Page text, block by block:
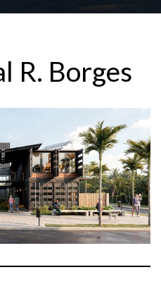
R. Borges